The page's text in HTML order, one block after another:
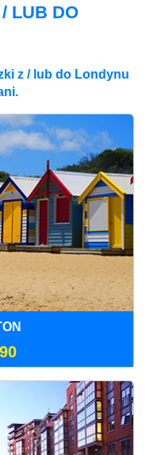
LUB DO
z / lub do Londynu